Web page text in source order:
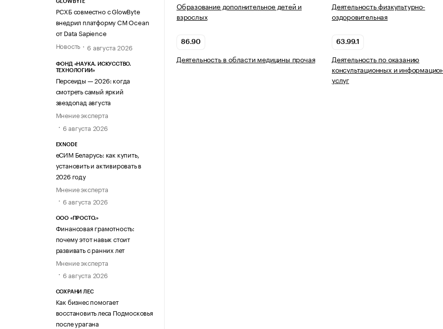
GLOWBYTE
РСХБ совместно с GlowByte
внедрил платформу CM Ocean
от Data Sapience
Новость
6 августа 2026
ФОНД «НАУКА. ИСКУССТВО.
ТЕХНОЛОГИИ»
Персеиды — 2026: когда
смотреть самый яркий
звездопад августа
Мнение эксперта
6 августа 2026
EXNODE
еСИМ Беларусь: как купить,
установить и активировать в
2026 году
Мнение эксперта
6 августа 2026
ООО «ПРОСТО.»
Финансовая грамотность:
почему этот навык стоит
развивать с ранних лет
Мнение эксперта
6 августа 2026
СОХРАНИ ЛЕС
Как бизнес помогает
восстановить леса Подмосковья
после урагана
Образование дополнительное детей и
взрослых
Деятельность физкультурно-
оздоровительная
86.90
Деятельность в области медицины прочая
63.99.1
Деятельность по оказанию
консультационных и
услуг